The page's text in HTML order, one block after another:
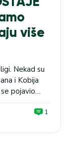
više
Nekad su
i Kobija
pojavio
najjaču
poput
1